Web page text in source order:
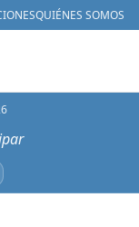
QUIÉNES SOMOS